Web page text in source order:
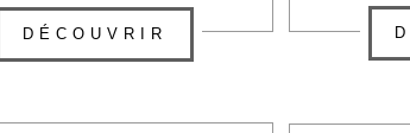
DÉCOUVRIR